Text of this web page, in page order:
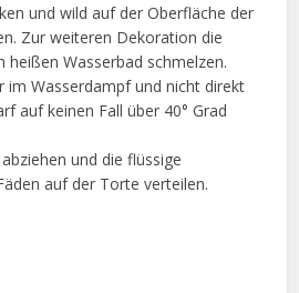
und wild auf der Oberfläche der
Zur weiteren Dekoration die
heißen Wasserbad schmelzen.
im Wasserdampf und nicht direkt
auf keinen Fall über 40° Grad
und die flüssige
auf der Torte verteilen.